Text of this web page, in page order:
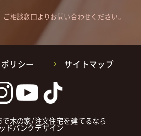
ご相談窓口よりお問い合わせください。
リシー サイトマップ
で木の家/注文住宅を建てるなら
ドバンクデザイン